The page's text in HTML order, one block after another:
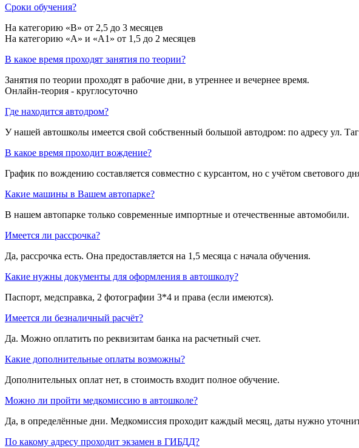
Сроки обучения?
На категорию «B» от 2,5 до 3 месяцев
На категорию «A» и «A1» от 1,5 до 2 месяцев
В какое время проходят занятия по теории?
Занятия по теории проходят в рабочие дни, в утреннее и вечернее время.
Онлайн-теория - круглосуточно
Где находится автодром?
У нашей автошколы имеется свой собственный большой автодром: по адресу ул.
В какое время проходит вождение?
График по вождению составляется совместно с курсантом, но с учётом светового
Какие машины в Вашем автопарке?
В нашем автопарке только современные импортные и отечественные автомобили.
Имеется ли рассрочка?
Да, рассрочка есть. Она предоставляется на 1,5 месяца с начала обучения.
Какие нужны документы для оформления в автошколу?
Паспорт, медсправка, 2 фотографии 3*4 и права (если имеются).
Имеется ли безналичный расчёт?
Да. Можно оплатить по реквизитам банка на расчетный счет.
Какие дополнительные оплаты возможны?
Дополнительных оплат нет, в стоимость входит полное обучение.
Можно ли пройти медкомиссию в автошколе?
Да, в определённые дни. Медкомиссия проходит каждый месяц, даты нужно
По какому адресу проходит экзамен в ГИБДД?